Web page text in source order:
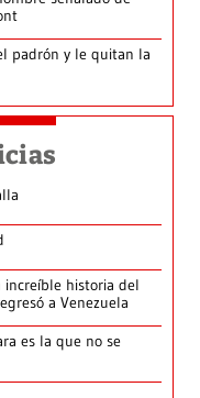
padrón y le quitan la
increíble historia del
a Venezuela
es la que no se